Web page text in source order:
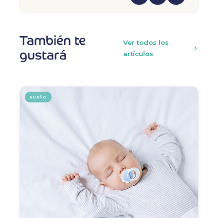
También te
gustará
Ver todos los
artículos
SUEÑO